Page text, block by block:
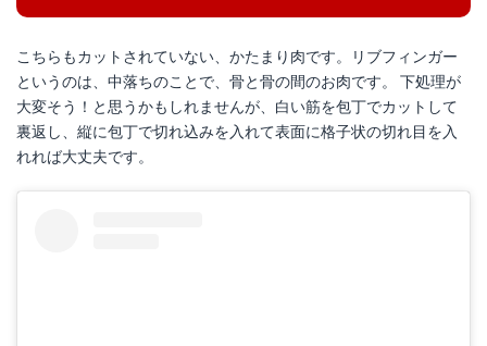
こちらもカットされていない、かたまり肉です。リブフィンガー
というのは、中落ちのことで、骨と骨の間のお肉です。 下処理が
大変そう！と思うかもしれませんが、白い筋を包丁でカットして
裏返し、縦に包丁で切れ込みを入れて表面に格子状の切れ目を入
れれば大丈夫です。